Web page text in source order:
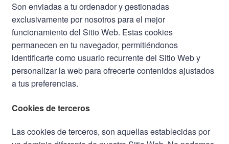
Son enviadas a tu ordenador y gestionadas
exclusivamente por nosotros para el mejor
funcionamiento del Sitio Web. Estas cookies
permanecen en tu navegador, permitiéndonos
identificarte como usuario recurrente del Sitio Web y
personalizar la web para ofrecerte contenidos ajustados
a tus preferencias.
Cookies de terceros
Las cookies de terceros, son aquellas establecidas por